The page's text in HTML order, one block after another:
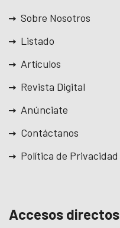
Sobre Nosotros
Listado
Artículos
Revista Digital
Anúnciate
Contáctanos
Política de Privacidad
Accesos directos